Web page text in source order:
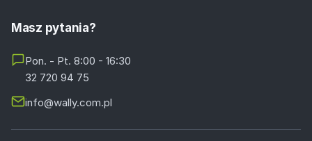
Masz pytania?
Pon. - Pt. 8:00 - 16:30
32 720 94 75
info@wally.com.pl